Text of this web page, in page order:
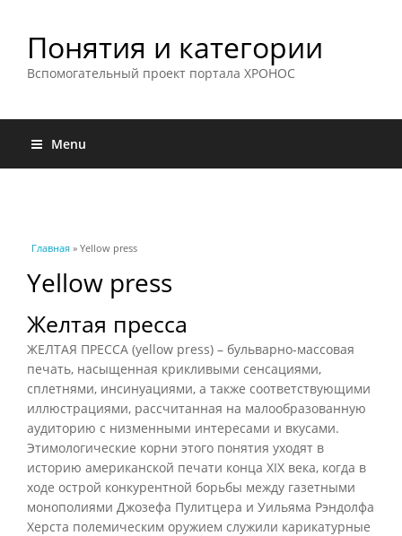
Понятия и категории
Вспомогательный проект портала ХРОНОС
Menu
Вы здесь
Главная » Yellow press
Yellow press
Желтая пресса
ЖЕЛТАЯ ПРЕССА (yellow press) – бульварно-массовая
печать, насыщенная крикливыми сенсациями,
сплетнями, инсинуациями, а также соответствующими
иллюстрациями, рассчитанная на малообразованную
аудиторию с низменными интересами и вкусами.
Этимологические корни этого понятия уходят в
историю американской печати конца XIX века, когда в
ходе острой конкурентной борьбы между газетными
монополиями Джозефа Пулитцера и Уильяма Рэндолфа
Херста полемическим оружием служили карикатурные